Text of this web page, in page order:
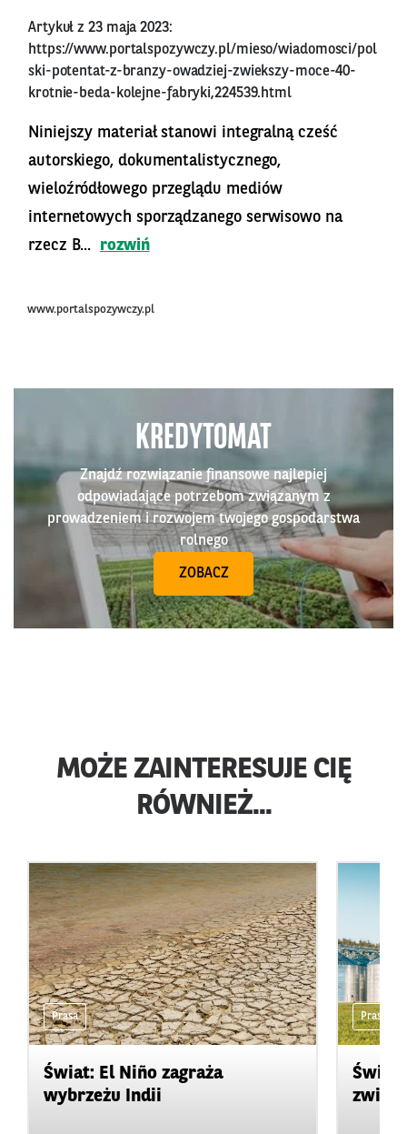
Artykuł z 23 maja 2023:
https://www.portalspozywczy.pl/mieso/wiadomosci/pol
ski-potentat-z-branzy-owadziej-zwiekszy-moce-40-
krotnie-beda-kolejne-fabryki,224539.html
Niniejszy materiał stanowi integralną cześć
autorskiego, dokumentalistycznego,
wieloźródłowego przeglądu mediów
internetowych sporządzanego serwisowo na
rzecz B...
rozwiń
www.portalspozywczy.pl
KREDYTOMAT
Znajdź rozwiązanie finansowe najlepiej
odpowiadające potrzebom związanym z
prowadzeniem i rozwojem twojego gospodarstwa
rolnego
ZOBACZ
MOŻE ZAINTERESUJE CIĘ
RÓWNIEŻ...
Prasa
Świat: El Niño zagraża
wybrzeżu Indii
Prasa